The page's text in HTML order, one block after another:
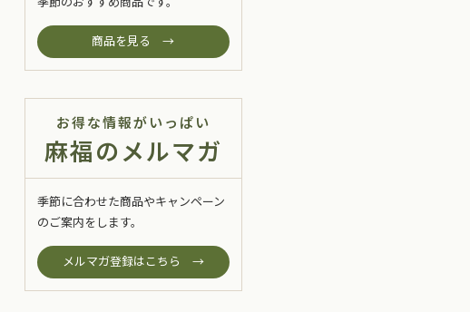
商品を見る →
お得な情報がいっぱい
麻福のメルマガ
季節に合わせた商品やキャンペーン
のご案内をします。
メルマガ登録はこちら →